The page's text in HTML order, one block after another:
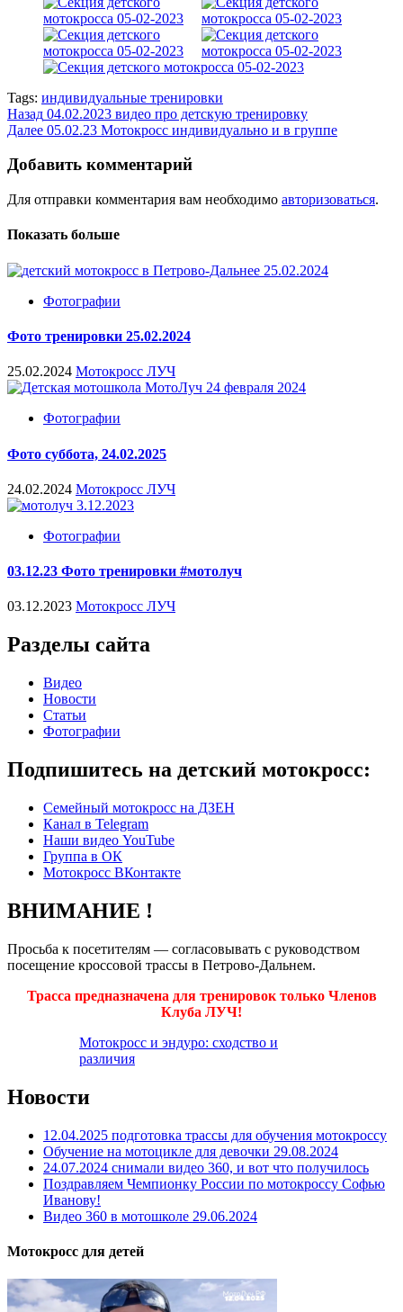
Tags: индивидуальные тренировки
Навигация
записи
Назад 04.02.2023 видео про детскую тренировку
Далее 05.02.23 Мотокросс индивидуально и в группе
Добавить комментарий
Для отправки комментария вам необходимо авторизоваться.
Показать больше
Фотографии
Фото тренировки 25.02.2024
25.02.2024 Мотокросс ЛУЧ
Фотографии
Фото суббота, 24.02.2025
24.02.2024 Мотокросс ЛУЧ
Фотографии
03.12.23 Фото тренировки #мотолуч
03.12.2023 Мотокросс ЛУЧ
Разделы сайта
Видео
Новости
Статьи
Фотографии
Подпишитесь на детский мотокросс:
Семейный мотокросс на ДЗЕН
Канал в Telegram
Наши видео YouTube
Группа в ОК
Мотокросс ВКонтакте
ВНИМАНИЕ !
Просьба к посетителям — согласовывать с руководством
посещение кроссовой трассы в Петрово-Дальнем.
Трасса предназначена для тренировок только Членов
Клуба ЛУЧ!
Мотокросс и эндуро: сходство и
различия
Новости
12.04.2025 подготовка трассы для обучения мотокроссу
Обучение на мотоцикле для девочки 29.08.2024
24.07.2024 снимали видео 360, и вот что получилось
Поздравляем Чемпионку России по мотокроссу Софью
Иванову!
Видео 360 в мотошколе 29.06.2024
Мотокросс для детей